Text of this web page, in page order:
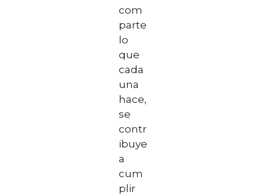
com
parte
lo
que
cada
una
hace,
se
contr
ibuye
a
cum
plir